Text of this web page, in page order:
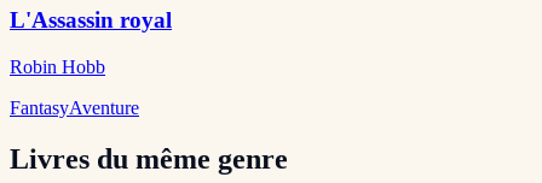
L'Assassin royal
Robin Hobb
FantasyAventure
Livres du même genre